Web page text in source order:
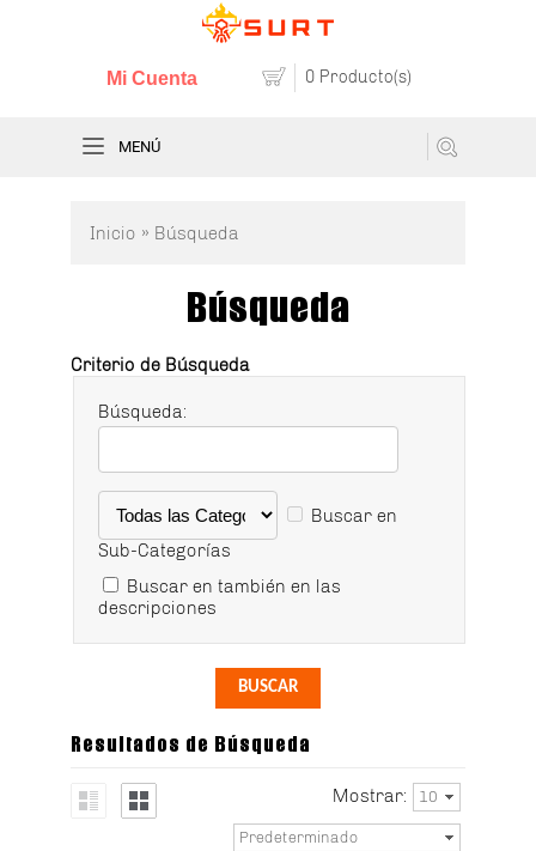
0 Producto(s)
Mi Cuenta
MENÚ
Inicio » Búsqueda
Búsqueda
Criterio de Búsqueda
Búsqueda:
Buscar en
Sub-Categorías
Buscar en también en las
descripciones
Resultados de Búsqueda
Mostrar: 10
Predeterminado